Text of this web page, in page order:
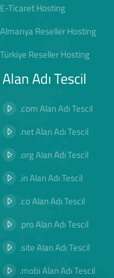
E-Ticaret Hosting
Almanya Reseller Hosting
Türkiye Reseller Hosting
Alan Adı Tescil
.com Alan Adı Tescil
.net Alan Adı Tescil
.org Alan Adı Tescil
.in Alan Adı Tescil
.co Alan Adı Tescil
.pro Alan Adı Tescil
.site Alan Adı Tescil
.mobi Alan Adı Tescil